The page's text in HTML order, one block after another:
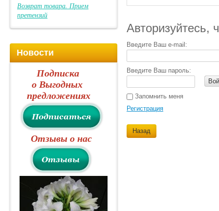
Авторизуйтесь,
Введите Ваш e-mail:
Введите Ваш пароль:
Запомнить меня
Регистрация
Назад
Возврат товара. Прием
претензий
Новости
Подписка
о Выгодных
предложениях
Отзывы о нас